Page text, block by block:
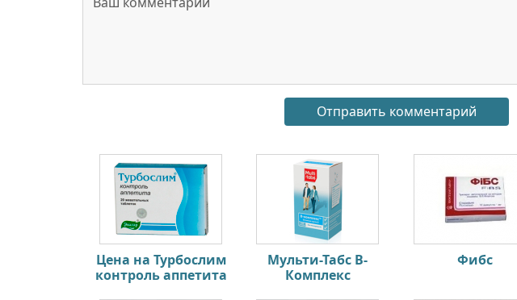
Цена на Турбослим
контроль аппетита
Мульти-Табс В-
Комплекс
Фибс